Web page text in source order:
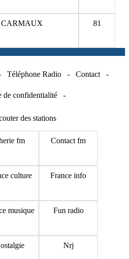
CARMAUX 81
Téléphone Radio - Contact -
de confidentialité -
des stations
fm Contact fm
culture France info
musique Fun radio
Nrj